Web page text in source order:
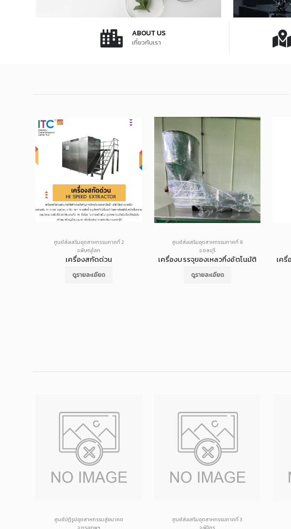
ABOUT US
เกี่ยวกับเรา
ศูนย์ส่งเสริมอุตสาหกรรมภาคที่ 2
จ.พิษณุโลก
เครื่องสกัดด่วน
ดูรายละเอียด
ศูนย์ส่งเสริมอุตสาหกรรมภาคที่ 9
จ.ชลบุรี
เครื่องบรรจุของเหลวกึ่งอัตโนมัติ
ดูรายละเอียด
ศูนย์ปฏิรูปอุตสาหกรรมสู่อนาคต
ศูนย์ส่งเสริมอุตสาหกรรมภาคที่ 3